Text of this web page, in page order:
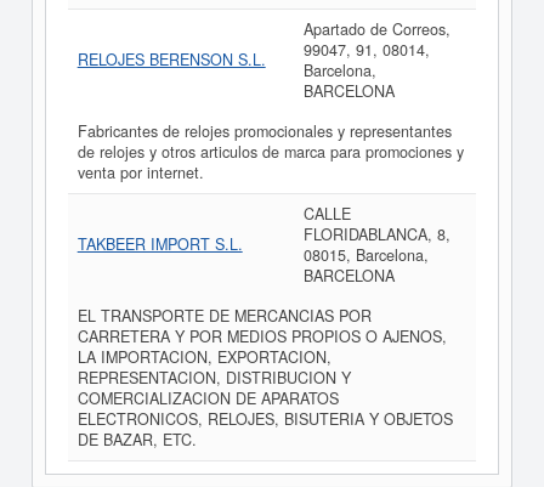
RELOJES BERENSON S.L.
Apartado de Correos,
99047, 91, 08014,
Barcelona,
BARCELONA
Fabricantes de relojes promocionales y representantes
de relojes y otros articulos de marca para promociones y
venta por internet.
TAKBEER IMPORT S.L.
CALLE
FLORIDABLANCA, 8,
08015, Barcelona,
BARCELONA
EL TRANSPORTE DE MERCANCIAS POR
CARRETERA Y POR MEDIOS PROPIOS O AJENOS,
LA IMPORTACION, EXPORTACION,
REPRESENTACION, DISTRIBUCION Y
COMERCIALIZACION DE APARATOS
ELECTRONICOS, RELOJES, BISUTERIA Y OBJETOS
DE BAZAR, ETC.